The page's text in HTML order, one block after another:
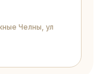
Челны, ул